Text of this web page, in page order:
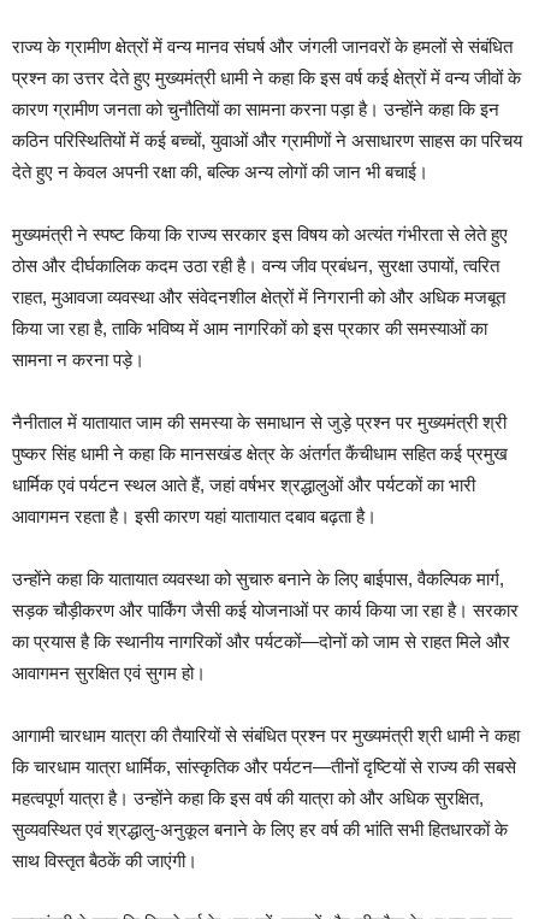
राज्य के ग्रामीण क्षेत्रों में वन्य मानव संघर्ष और जंगली जानवरों के हमलों से संबंधित
प्रश्न का उत्तर देते हुए मुख्यमंत्री धामी ने कहा कि इस वर्ष कई क्षेत्रों में वन्य जीवों के
कारण ग्रामीण जनता को चुनौतियों का सामना करना पड़ा है। उन्होंने कहा कि इन
कठिन परिस्थितियों में कई बच्चों, युवाओं और ग्रामीणों ने असाधारण साहस का परिचय
देते हुए न केवल अपनी रक्षा की, बल्कि अन्य लोगों की जान भी बचाई।
मुख्यमंत्री ने स्पष्ट किया कि राज्य सरकार इस विषय को अत्यंत गंभीरता से लेते हुए
ठोस और दीर्घकालिक कदम उठा रही है। वन्य जीव प्रबंधन, सुरक्षा उपायों, त्वरित
राहत, मुआवजा व्यवस्था और संवेदनशील क्षेत्रों में निगरानी को और अधिक मजबूत
किया जा रहा है, ताकि भविष्य में आम नागरिकों को इस प्रकार की समस्याओं का
सामना न करना पड़े।
नैनीताल में यातायात जाम की समस्या के समाधान से जुड़े प्रश्न पर मुख्यमंत्री श्री
पुष्कर सिंह धामी ने कहा कि मानसखंड क्षेत्र के अंतर्गत कैंचीधाम सहित कई प्रमुख
धार्मिक एवं पर्यटन स्थल आते हैं, जहां वर्षभर श्रद्धालुओं और पर्यटकों का भारी
आवागमन रहता है। इसी कारण यहां यातायात दबाव बढ़ता है।
उन्होंने कहा कि यातायात व्यवस्था को सुचारु बनाने के लिए बाईपास, वैकल्पिक मार्ग,
सड़क चौड़ीकरण और पार्किंग जैसी कई योजनाओं पर कार्य किया जा रहा है। सरकार
का प्रयास है कि स्थानीय नागरिकों और पर्यटकों—दोनों को जाम से राहत मिले और
आवागमन सुरक्षित एवं सुगम हो।
आगामी चारधाम यात्रा की तैयारियों से संबंधित प्रश्न पर मुख्यमंत्री श्री धामी ने कहा
कि चारधाम यात्रा धार्मिक, सांस्कृतिक और पर्यटन—तीनों दृष्टियों से राज्य की सबसे
महत्वपूर्ण यात्रा है। उन्होंने कहा कि इस वर्ष की यात्रा को और अधिक सुरक्षित,
सुव्यवस्थित एवं श्रद्धालु-अनुकूल बनाने के लिए हर वर्ष की भांति सभी हितधारकों के
साथ विस्तृत बैठकें की जाएंगी।